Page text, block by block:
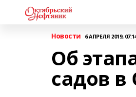
Новости 6 АПРЕЛЯ 2019,
Об
садов в